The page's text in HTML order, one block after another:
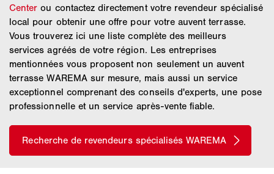
Center ou contactez directement votre revendeur spécialisé
local pour obtenir une offre pour votre auvent terrasse.
Vous trouverez ici une liste complète des meilleurs
services agréés de votre région. Les entreprises
mentionnées vous proposent non seulement un auvent
terrasse WAREMA sur mesure, mais aussi un service
exceptionnel comprenant des conseils d'experts, une pose
professionnelle et un service après-vente fiable.